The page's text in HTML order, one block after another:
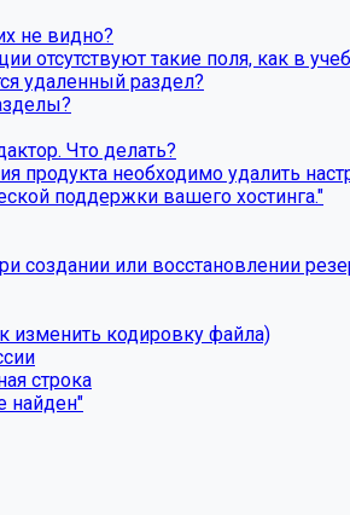
не видно?
отсутствуют такие поля, как в
удаленный раздел?
Что делать?
необходимо удалить
поддержки вашего хостинга."
создании или восстановлении
изменить кодировку файла)
строка
найден"